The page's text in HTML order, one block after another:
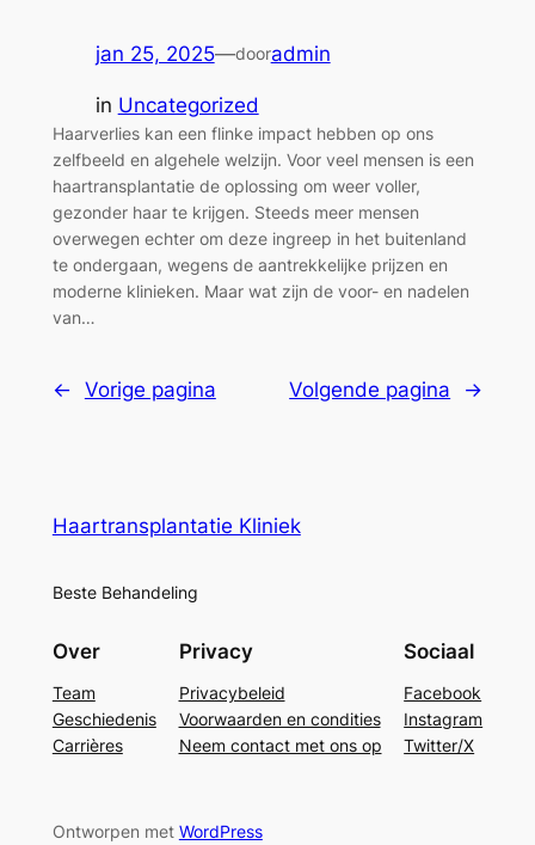
jan 25, 2025—dooradmin
in Uncategorized
Haarverlies kan een flinke impact hebben op ons
zelfbeeld en algehele welzijn. Voor veel mensen is een
haartransplantatie de oplossing om weer voller,
gezonder haar te krijgen. Steeds meer mensen
overwegen echter om deze ingreep in het buitenland
te ondergaan, wegens de aantrekkelijke prijzen en
moderne klinieken. Maar wat zijn de voor- en nadelen
van…
← Vorige pagina Volgende pagina →
Haartransplantatie Kliniek
Beste Behandeling
Over
Team
Geschiedenis
Carrières
Privacy
Privacybeleid
Voorwaarden en condities
Neem contact met ons op
Sociaal
Facebook
Instagram
Twitter/X
Ontworpen met WordPress